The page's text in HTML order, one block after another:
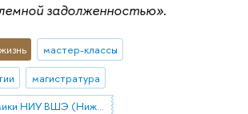
задолженностью».
мастер-классы
магистратура
Факультет экономики НИУ ВШЭ (Нижний Новгород)